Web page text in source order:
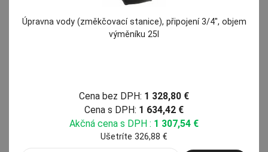
Úpravna vody (změkčovací stanice), připojení 3/4", objem
výměníku 25l
Cena bez DPH: 1 328,80 €
Cena s DPH: 1 634,42 €
Akčná cena s DPH : 1 307,54 €
Ušetríte 326,88 €